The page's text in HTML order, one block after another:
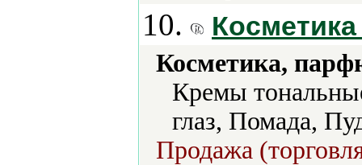
10.
Косметика,
Кремы
глаз, Помада,
Продажа